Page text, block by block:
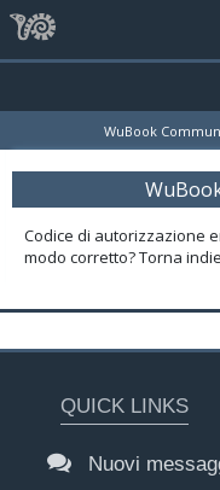
WuBook
Codice di autorizzazione
modo corretto? Torna
QUICK LINKS
Nuovi